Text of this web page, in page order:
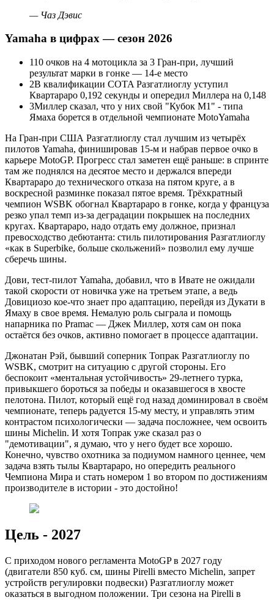
— Чаз Дэвис
Yamaha в цифрах — сезон 2026
110 очков на 4 мотоцикла за 3 Гран-при, лучший
результат марки в гонке — 14-е место
2В квалификации COTA Разгатлиоглу уступил
Квартараро 0,192 секунды и опередил Миллера на 0,148
3Миллер сказал, что у них свой "Кубок М1" - типа
Ямаха борется в отдельной чемпионате MotoYamaha
На Гран-при США Разгатлиоглу стал лучшим из четырёх
пилотов Yamaha, финишировав 15-м и набрав первое очко в
карьере MotoGP. Прогресс стал заметен ещё раньше: в спринте
там же поднялся на десятое место и держался впереди
Квартараро до технического отказа на пятом круге, а в
воскресной разминке показал пятое время. Трёхкратный
чемпион WSBK обогнал Квартараро в гонке, когда у француза
резко упал темп из-за деградации покрышек на последних
кругах. Квартараро, надо отдать ему должное, признал
превосходство дебютанта: стиль пилотирования Разгатлиоглу
«как в Superbike, больше скольжений» позволил ему лучше
сберечь шины.
Дови, тест-пилот Yamaha, добавил, что в Ивате не ожидали
такой скорости от новичка уже на третьем этапе, а ведь
Довициозо кое-что знает про адаптацию, перейдя из Дукати в
Ямаху в свое время. Немалую роль сыграла и помощь
напарника по Pramac — Джек Миллер, хотя сам он пока
остаётся без очков, активно помогает в процессе адаптации.
Джонатан Рэй, бывший соперник Топрак Разгатлиоглу по
WSBK, смотрит на ситуацию с другой стороны. Его
беспокоит «ментальная устойчивость» 29-летнего турка,
привыкшего бороться за победы и оказавшегося в хвосте
пелотона. Пилот, который ещё год назад доминировал в своём
чемпионате, теперь радуется 15-му месту, и управлять этим
контрастом психологически — задача посложнее, чем освоить
шины Michelin. И хотя Топрак уже сказал раз о
"демотивации", я думаю, что у него будет все хорошо.
Конечно, чувство охотника за подиумом намного ценнее, чем
задача взять тылы Квартараро, но опередить реального
Чемпиона Мира и стать номером 1 во втором по достижениям
производителе в истории - это достойно!
Цель - 2027
С приходом нового регламента MotoGP в 2027 году
(двигатели 850 куб. см, шины Pirelli вместо Michelin, запрет
устройств регулировки подвески) Разгатлиоглу может
оказаться в выгодном положении. Три сезона на Pirelli в